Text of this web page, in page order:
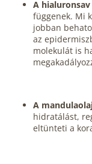
A hialuronsav
függenek. Mi
jobban
az
molekulát is
A
hidratálást,
eltünteti a